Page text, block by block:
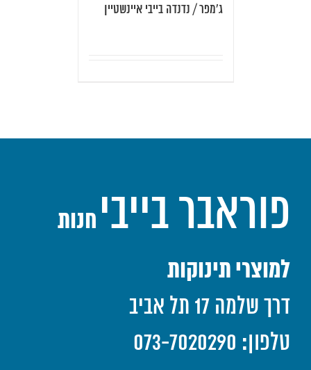
ג'מפר / נדנדה בייבי איינשטיין
פוראבר בייבי חנות
למוצרי תינוקות
דרך שלמה 17 תל אביב
טלפון: 073-7020290